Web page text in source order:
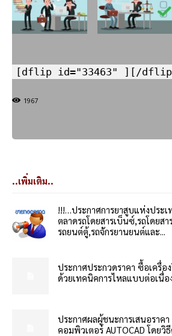
[dflip id="33463" ][/
1967
..เพิ่มเติม..
!!!…ประกาศการยาสูบแห่งประ
ตลาดรถโดยสารเบ็นซ์,รถโดยส
รถยนต์ตู้,รถจักรยานยนต์และ...
ประกาศประกวดราคา ซื้อเครื่อ
ด้วยเทคนิคการไหลแบบต่อเนื่อ
ประกาศผลผู้ชนะการเสนอราค
คอมพิวเตอร์ AUTOCAD โดยวิ